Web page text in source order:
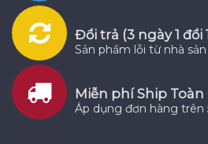
Đổi trả (3 ngày 1 đổi
Sản phẩm lỗi từ nhà
Miễn phí Ship Toàn
Áp dụng đơn hàng trên